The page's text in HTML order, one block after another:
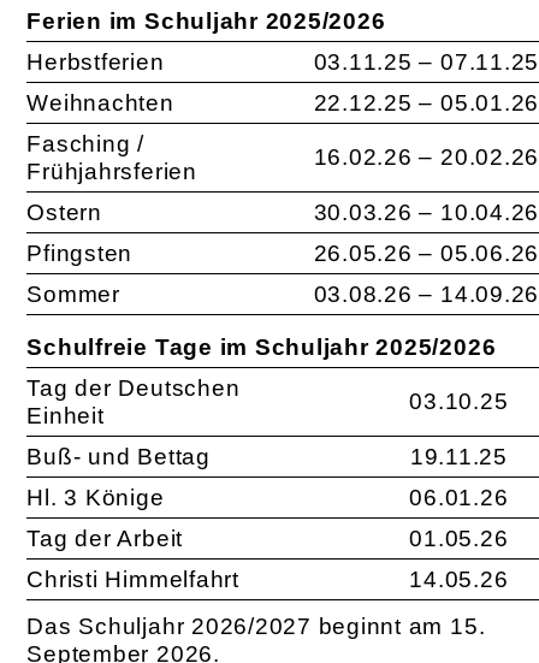
Ferien im Schuljahr 2025/2026
Herbstferien
03.11.25 – 07.11.25
Weihnachten
22.12.25 – 05.01.26
Fasching /
Frühjahrsferien
16.02.26 – 20.02.26
Ostern
30.03.26 – 10.04.26
Pfingsten
26.05.26 – 05.06.26
Sommer
03.08.26 – 14.09.26
Schulfreie Tage im Schuljahr 2025/2026
Tag der Deutschen
Einheit
03.10.25
Buß- und Bettag
19.11.25
Hl. 3 Könige
06.01.26
Tag der Arbeit
01.05.26
Christi Himmelfahrt
14.05.26
Das Schuljahr 2026/2027 beginnt am 15.
September 2026.